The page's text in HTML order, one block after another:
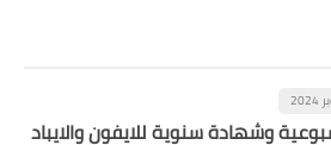
وشهادة سنوية للايفون والايباد